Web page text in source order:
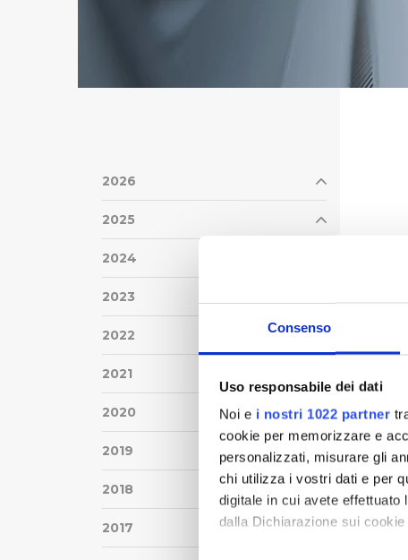
Consenso
Uso responsabile dei dati
Noi e i nostri 1022 partner
cookie per memorizzare e
personalizzati, misurare gli
chi utilizza i vostri dati e per
digitale in cui avete
dalla Dichiarazione sui
2026
2025
2024
2023
2022
2021
2020
2019
2018
2017